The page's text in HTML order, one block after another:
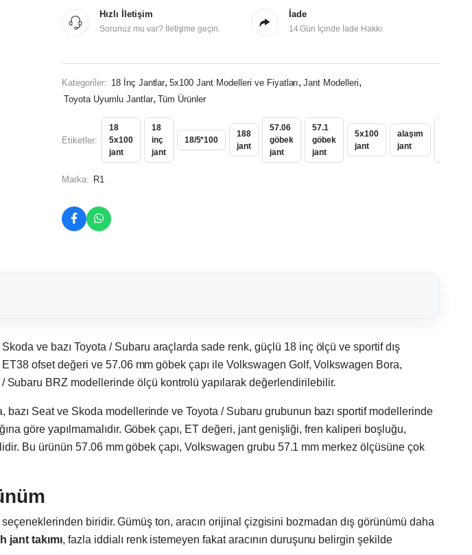
Hızlı İletişim
Sorunuz mu var? İletişime geçin.
İade
14 Gün İçinde İade Hakkı
Kategoriler: 18 İnç Jantlar, 5x100 Jant Modelleri ve Fiyatları, Jant Modelleri,
Toyota Uyumlu Jantlar, Tüm Ürünler
Etiketler:
18
5x100
jant
18
inç
jant
18/5*100
188
jant
57.06
göbek
jant
57.1
göbek
jant
5x100
jant
alaşım
jant
Marka: R1
ve bazı Toyota / Subaru araçlarda sade renk, güçlü 18 inç ölçü ve sportif dış
ofset değeri ve 57.06 mm göbek çapı ile Volkswagen Golf, Volkswagen Bora,
BRZ modellerinde ölçü kontrolü yapılarak değerlendirilebilir.
Seat ve Skoda modellerinde ve Toyota / Subaru grubunun bazı sportif modellerinde
göre yapılmamalıdır. Göbek çapı, ET değeri, jant genişliği, fren kaliperi boşluğu,
Bu ürünün 57.06 mm göbek çapı, Volkswagen grubu 57.1 mm merkez ölçüsüne çok
biridir. Gümüş ton, aracın orijinal çizgisini bozmadan dış görünümü daha
jant takımı, fazla iddialı renk istemeyen fakat aracının duruşunu belirgin şekilde